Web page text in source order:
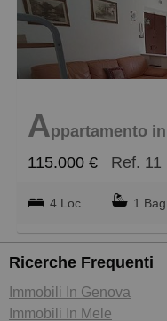
Economici
più cari
più piccoli
più grandi
Appartamento in
115.000 €
Ref. 11
4 Loc. 1
Ricerche Frequenti
Immobili In Genova
Immobili In Mele